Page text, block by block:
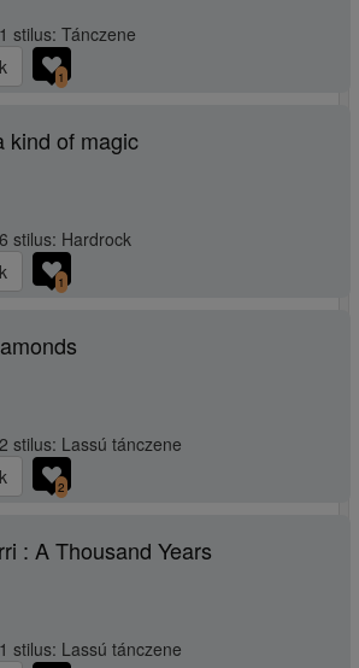
stilus: Tánczene
1
kind of magic
stilus: Hardrock
1
stilus: Lassú tánczene
2
: A Thousand Years
stilus: Lassú tánczene